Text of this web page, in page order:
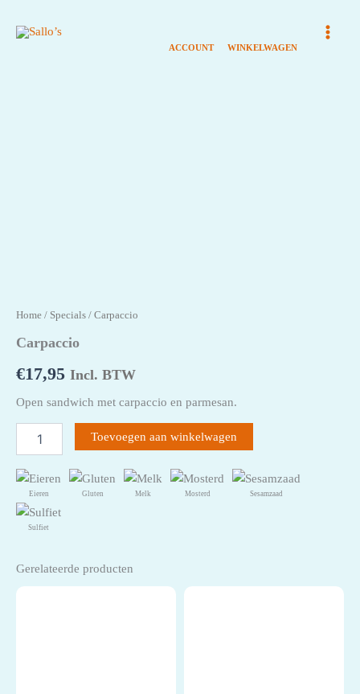
naar
Home / Specials / Carpaccio
Carpaccio
€17,95 Incl. BTW
Open sandwich met carpaccio en parmesan.
aantal
Toevoegen aan winkelwagen
Eieren Gluten Melk Mosterd Sesamzaad
Sulfiet
Gerelateerde producten